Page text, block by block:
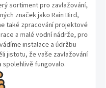
sortiment pro zavlažování,
značek jako Rain Bird,
také zpracování projektové
a malé vodní nádrže, pro
instalace a údržbu
jistotu, že vaše zavlažování
spolehlivě fungovalo.